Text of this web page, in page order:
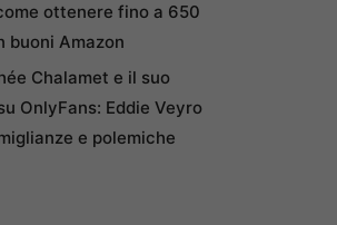
ottenere fino a 650
buoni Amazon
Chalamet e il suo
OnlyFans: Eddie Veyro
e polemiche